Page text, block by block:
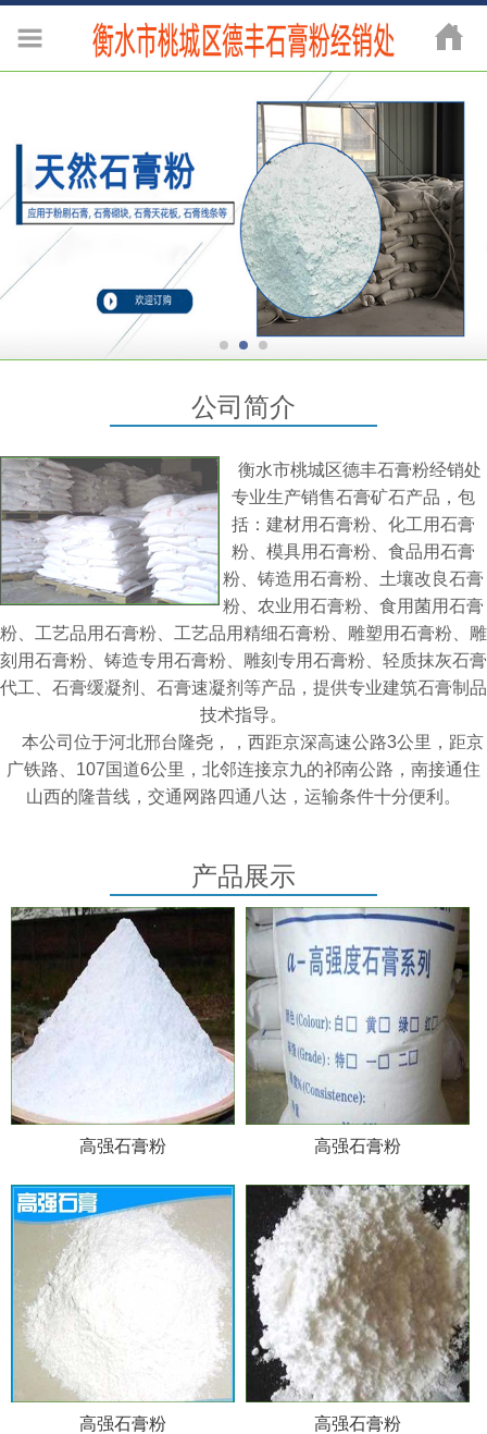
公司简介
衡水市桃城区德丰石膏粉经销处
专业生产销售石膏矿石产品，包
括：建材用石膏粉、化工用石膏
粉、模具用石膏粉、食品用石膏
粉、铸造用石膏粉、土壤改良石膏
粉、农业用石膏粉、食用菌用石膏
粉、工艺品用石膏粉、工艺品用精细石膏粉、雕塑用石膏粉、雕
刻用石膏粉、铸造专用石膏粉、雕刻专用石膏粉、轻质抹灰石膏
代工、石膏缓凝剂、石膏速凝剂等产品，提供专业建筑石膏制品
技术指导。
本公司位于河北邢台隆尧，，西距京深高速公路3公里，距京
广铁路、107国道6公里，北邻连接京九的祁南公路，南接通住
山西的隆昔线，交通网路四通八达，运输条件十分便利。
产品展示
高强石膏粉 高强石膏粉
高强石膏粉 高强石膏粉